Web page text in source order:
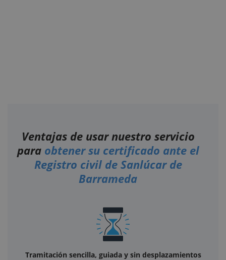
Ventajas de usar nuestro servicio
para obtener su certificado ante el
Registro civil de Sanlúcar de
Barrameda
Tramitación sencilla, guiada y sin desplazamientos